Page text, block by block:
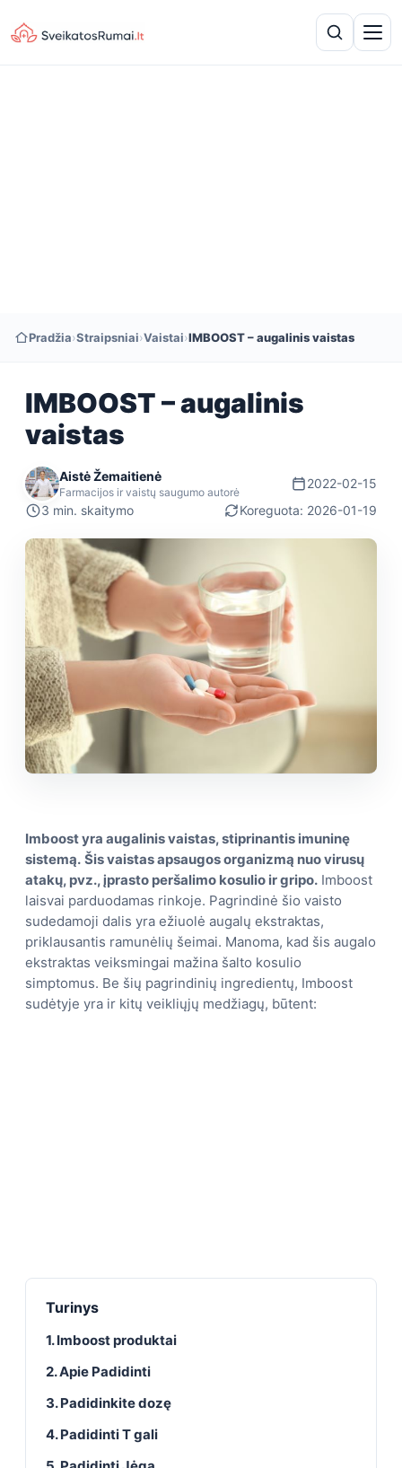
Pradžia›Straipsniai›Vaistai›IMBOOST – augalinis vaistas
IMBOOST – augalinis
vaistas
Aistė Žemaitienė
Farmacijos ir vaistų saugumo autorė
2022-02-15
3 min. skaitymo
Koreguota: 2026-01-19
Imboost yra augalinis vaistas, stiprinantis imuninę
sistemą. Šis vaistas apsaugos organizmą nuo virusų
atakų, pvz., įprasto peršalimo kosulio ir gripo. Imboost
laisvai parduodamas rinkoje. Pagrindinė šio vaisto
sudedamoji dalis yra ežiuolė augalų ekstraktas,
priklausantis ramunėlių šeimai. Manoma, kad šis augalo
ekstraktas veiksmingai mažina šalto kosulio
simptomus. Be šių pagrindinių ingredientų, Imboost
sudėtyje yra ir kitų veikliųjų medžiagų, būtent:
Turinys
1. Imboost produktai
2. Apie Padidinti
3. Padidinkite dozę
4. Padidinti T gali